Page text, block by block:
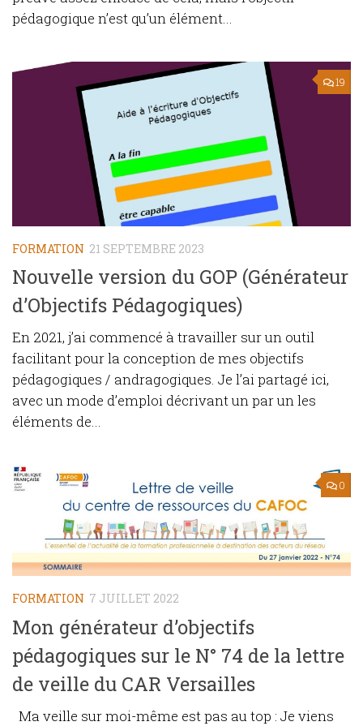
pédagogique n’est qu’un élément...
19
FORMATION 21 SEPTEMBRE 2023
Nouvelle version du GOP (Générateur
d’Objectifs Pédagogiques)
En 2021, j’ai commencé à travailler sur un outil
facilitant pour la conception de mes objectifs
pédagogiques / andragogiques. Je l’ai partagé ici,
avec un mode d’emploi décrivant un par un les
éléments de...
0
FORMATION 7 JUILLET 2022
Mon générateur d’objectifs
pédagogiques sur le N° 74 de la lettre
de veille du CAR Versailles
Ma veille sur moi-même est pas au top : Je viens